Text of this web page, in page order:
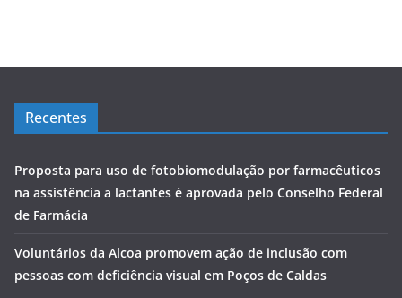
Recentes
Proposta para uso de fotobiomodulação por farmacêuticos
na assistência a lactantes é aprovada pelo Conselho Federal
de Farmácia
Voluntários da Alcoa promovem ação de inclusão com
pessoas com deficiência visual em Poços de Caldas